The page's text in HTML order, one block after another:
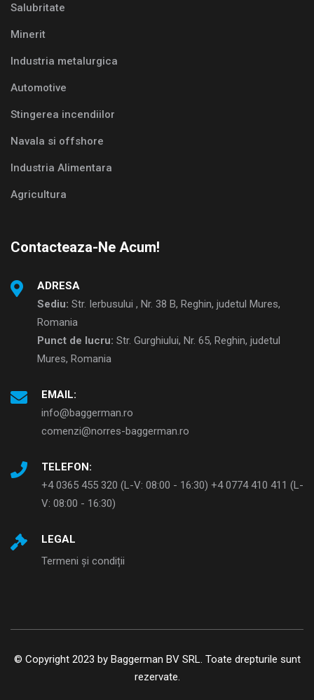
Salubritate
Minerit
Industria metalurgica
Automotive
Stingerea incendiilor
Navala si offshore
Industria Alimentara
Agricultura
Contacteaza-Ne Acum!
ADRESA
Sediu: Str. Ierbusului , Nr. 38 B, Reghin, judetul Mures,
Romania
Punct de lucru: Str. Gurghiului, Nr. 65, Reghin, judetul
Mures, Romania
EMAIL:
info@baggerman.ro
comenzi@norres-baggerman.ro
TELEFON:
+4 0365 455 320 (L-V: 08:00 - 16:30) +4 0774 410 411 (L-
V: 08:00 - 16:30)
LEGAL
Termeni și condiții
© Copyright 2023 by Baggerman BV SRL. Toate drepturile sunt
rezervate.